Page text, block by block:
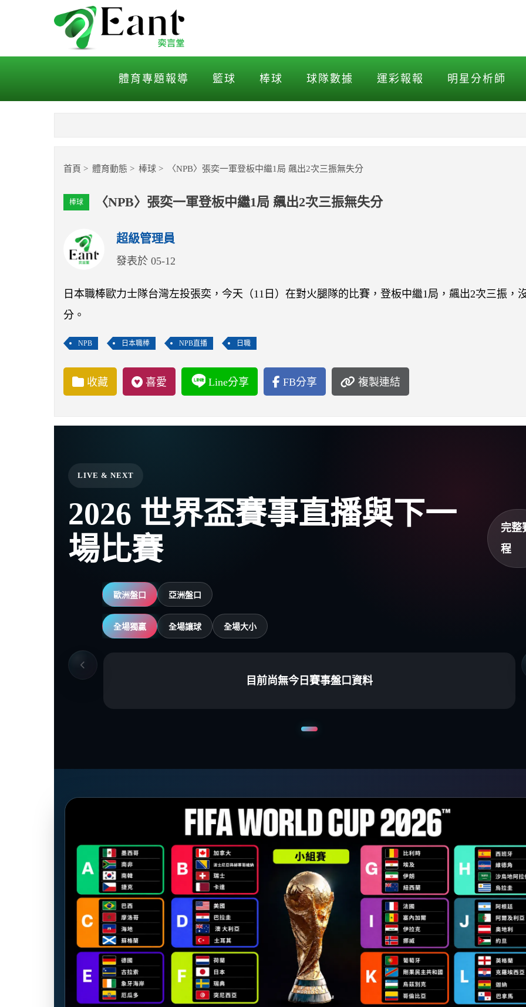
〈NPB〉張奕一軍登板中繼1局 飆出2次三振無失分
體育專題報導 籃球 棒球 球隊數據 運彩報報 明星分析師
首頁 體育動態 棒球 〈NPB〉張奕一軍登板中繼1局 飆出2次三振無失分
棒球 〈NPB〉張奕一軍登板中繼1局 飆出2次三振無失分
超級管理員
發表於 05-12
日本職棒歐力士隊台灣左投張奕，今天（11日）在對火腿隊的比賽，登板中繼1局，飆出2次三振，
分。
NPB 日本職棒 NPB直播 日職
收藏 喜愛 Line分享 FB分享 複製連結
LIVE & NEXT
2026 世界盃賽事直播與下一
場比賽
完整
程
歐洲盤口 亞洲盤口
全場獨贏 全場讓球 全場大小
目前尚無今日賽事盤口資料